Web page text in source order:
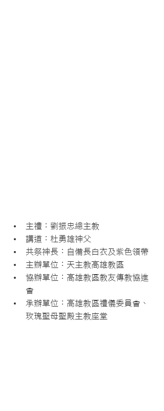
主禮：劉振忠總主教
講道：杜勇雄神父
共祭神長：自備長白衣及紫色領帶
主辦單位：天主教高雄教區
協辦單位：高雄教區教友傳教協進
會
承辦單位：高雄教區禮儀委員會、
玫瑰聖母聖殿主教座堂